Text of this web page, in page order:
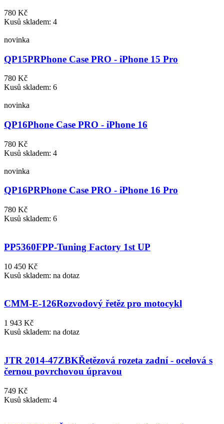
780 Kč
Kusů skladem: 4
novinka
QP15PRPhone Case PRO - iPhone 15 Pro
780 Kč
Kusů skladem: 6
novinka
QP16Phone Case PRO - iPhone 16
780 Kč
Kusů skladem: 4
novinka
QP16PRPhone Case PRO - iPhone 16 Pro
780 Kč
Kusů skladem: 6
PP5360FPP-Tuning Factory 1st UP
10 450 Kč
Kusů skladem: na dotaz
CMM-E-126Rozvodový řetěz pro motocykl
1 943 Kč
Kusů skladem: na dotaz
JTR 2014-47ZBKŘetězová rozeta zadní - ocelová s
černou povrchovou úpravou
749 Kč
Kusů skladem: 4